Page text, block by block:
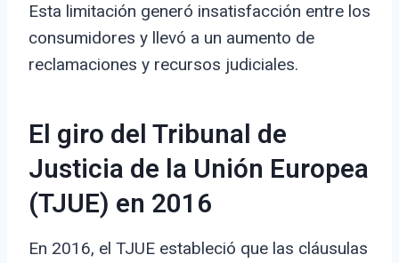
Esta limitación generó insatisfacción entre los
consumidores y llevó a un aumento de
reclamaciones y recursos judiciales.
El giro del Tribunal de
Justicia de la Unión Europea
(TJUE) en 2016
En 2016, el TJUE estableció que las cláusulas